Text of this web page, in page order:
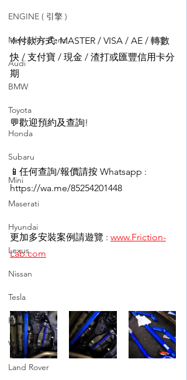
ENGINE ( 引擎 )
Mercedes-Benz
Audi
BMW
Toyota
Honda
Subaru
Mini
Maserati
Hyundai
Lexus
Nissan
Tesla
Porsche
Volkswagen
Land Rover
❇️付款方式: MASTER / VISA / AE / 轉數
快 / 支付寶 / 現金 / 渣打或匯豐信用卡分
期
💬歡迎預約及查詢!
📱任何查詢/報價請按 Whatsapp :
https://wa.me/85254201448
更加多安裝案例請遊覽 : www.Friction-
Lab.com